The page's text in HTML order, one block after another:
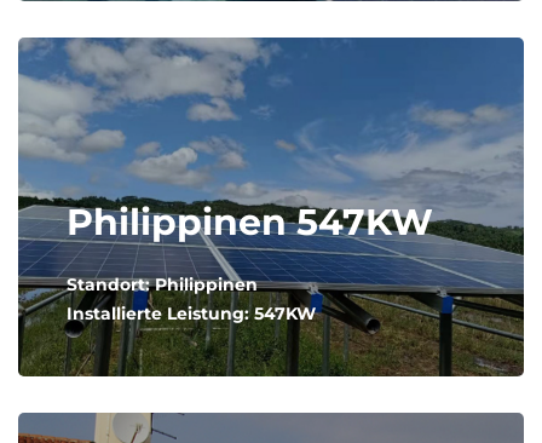
Philippinen 547KW
Standort: Philippinen
Installierte Leistung: 547KW